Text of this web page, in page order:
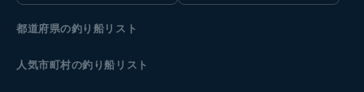
都道府県の釣り船リスト
人気市町村の釣り船リスト